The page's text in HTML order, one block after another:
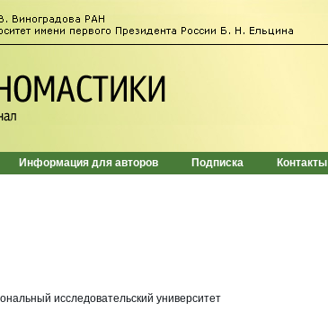
Информация для авторов Подписка Контакты
исследовательский университет